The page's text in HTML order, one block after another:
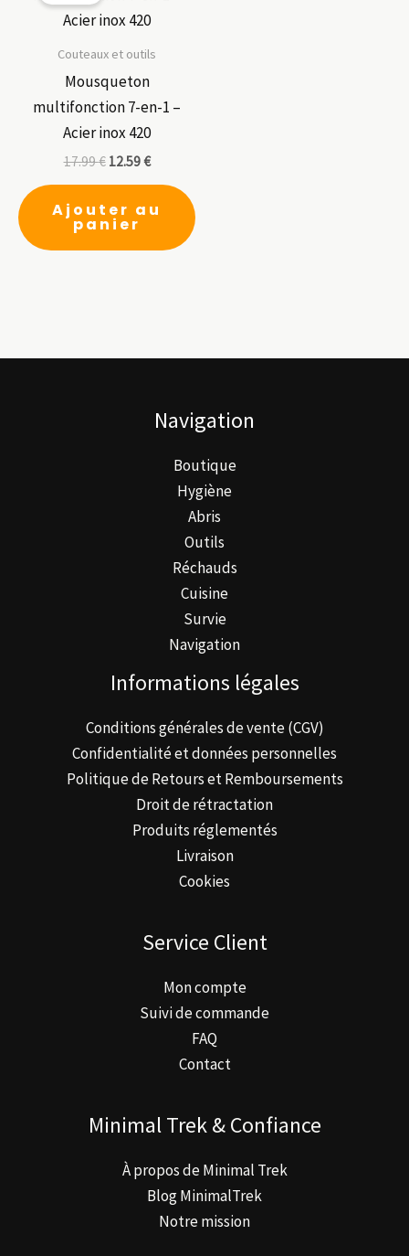
Couteaux et outils
Mousqueton
multifonction 7-en-1 –
Acier inox 420
17.99€ 12.59€
Ajouter au
panier
Navigation
Boutique
Hygiène
Abris
Outils
Réchauds
Cuisine
Survie
Navigation
Informations légales
Conditions générales de vente (CGV)
Confidentialité et données personnelles
Politique de Retours et Remboursements
Droit de rétractation
Produits réglementés
Livraison
Cookies
Service Client
Mon compte
Suivi de commande
FAQ
Contact
Minimal Trek & Confiance
À propos de Minimal Trek
Blog MinimalTrek
Notre mission